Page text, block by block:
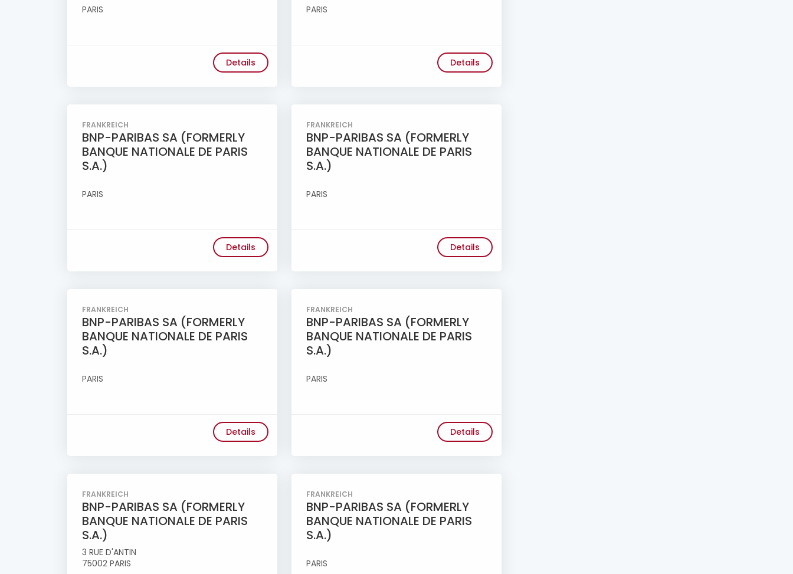
PARIS
Details
PARIS
Details
FRANKREICH
BNP-PARIBAS SA (FORMERLY
BANQUE NATIONALE DE PARIS
S.A.)
PARIS
Details
FRANKREICH
BNP-PARIBAS SA (FORMERLY
BANQUE NATIONALE DE PARIS
S.A.)
PARIS
Details
FRANKREICH
BNP-PARIBAS SA (FORMERLY
BANQUE NATIONALE DE PARIS
S.A.)
PARIS
Details
FRANKREICH
BNP-PARIBAS SA (FORMERLY
BANQUE NATIONALE DE PARIS
S.A.)
PARIS
Details
FRANKREICH
BNP-PARIBAS SA (FORMERLY
BANQUE NATIONALE DE PARIS
S.A.)
3 RUE D'ANTIN
75002 PARIS
FRANKREICH
BNP-PARIBAS SA (FORMERLY
BANQUE NATIONALE DE PARIS
S.A.)
PARIS